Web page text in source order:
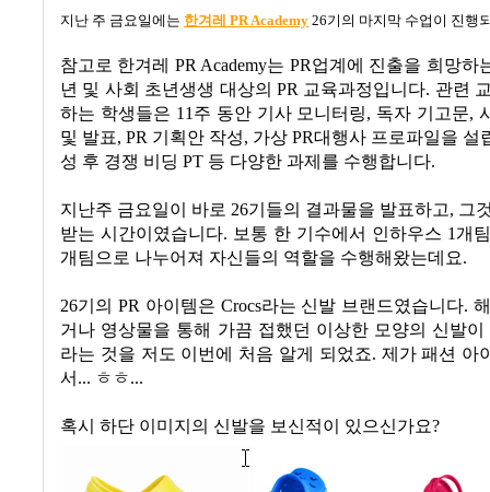
지난 주 금요일에는 한겨레 PR Academy 26기의 마지막 수업이 진행
참고로 한겨레 PR Academy는 PR업계에 진출을 희망하
년 및 사회 초년생생 대상의 PR 교육과정입니다. 관련
하는 학생들은 11주 동안 기사 모니터링, 독자 기고문,
및 발표, PR 기획안 작성, 가상 PR대행사 프로파일을 설
성 후 경쟁 비딩 PT 등 다양한 과제를 수행합니다.
지난주 금요일이 바로 26기들의 결과물을 발표하고, 그
받는 시간이였습니다. 보통 한 기수에서 인하우스 1개팀
개팀으로 나누어져 자신들의 역할을 수행해왔는데요.
26기의 PR 아이템은 Crocs라는 신발 브랜드였습니다.
거나 영상물을 통해 가끔 접했던 이상한 모양의 신발
라는 것을 저도 이번에 처음 알게 되었죠. 제가 패션 아
서... ㅎㅎ...
혹시 하단 이미지의 신발을 보신적이 있으신가요?